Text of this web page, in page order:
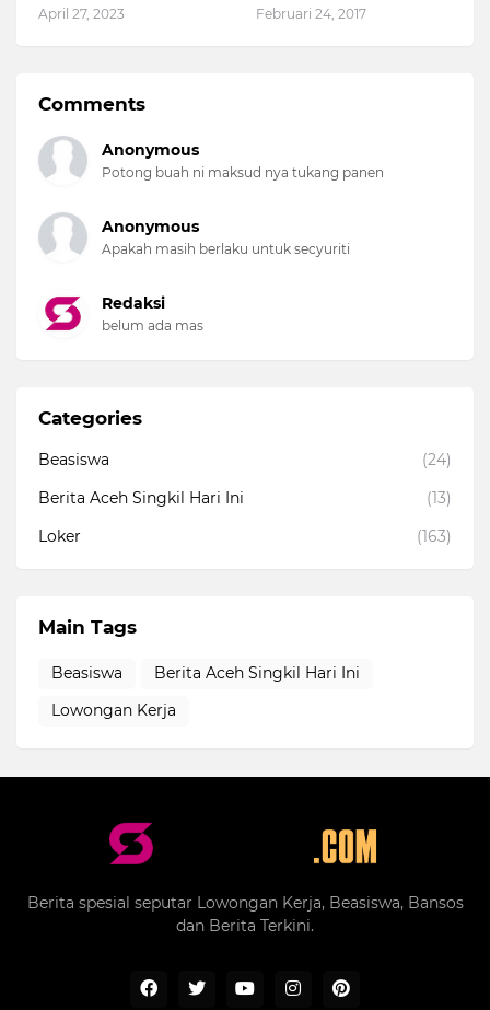
April 27, 2023 Februari 24, 2017
Comments
Anonymous
Potong buah ni maksud nya tukang panen
Anonymous
Apakah masih berlaku untuk secyuriti
Redaksi
belum ada mas
Categories
Beasiswa
(24)
Berita Aceh Singkil Hari Ini
(13)
Loker
(163)
Main Tags
Beasiswa
Berita Aceh Singkil Hari Ini
Lowongan Kerja
Berita spesial seputar Lowongan Kerja, Beasiswa, Bansos
dan Berita Terkini.